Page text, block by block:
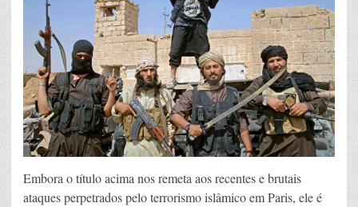
Embora o título acima nos remeta aos recentes e brutais
ataques perpetrados pelo terrorismo islâmico em Paris, ele é